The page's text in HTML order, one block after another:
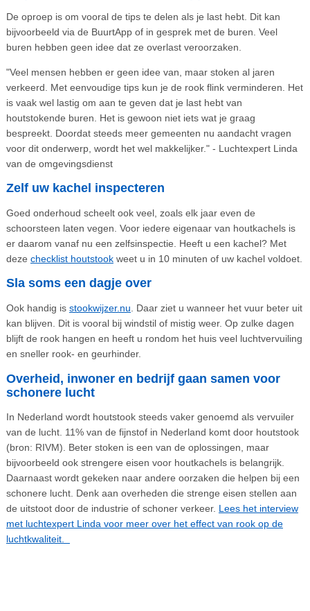
De oproep is om vooral de tips te delen als je last hebt. Dit kan
bijvoorbeeld via de BuurtApp of in gesprek met de buren. Veel
buren hebben geen idee dat ze overlast veroorzaken.
"Veel mensen hebben er geen idee van, maar stoken al jaren
verkeerd. Met eenvoudige tips kun je de rook flink verminderen. Het
is vaak wel lastig om aan te geven dat je last hebt van
houtstokende buren. Het is gewoon niet iets wat je graag
bespreekt. Doordat steeds meer gemeenten nu aandacht vragen
voor dit onderwerp, wordt het wel makkelijker." - Luchtexpert Linda
van de omgevingsdienst
Zelf uw kachel inspecteren
Goed onderhoud scheelt ook veel, zoals elk jaar even de
schoorsteen laten vegen. Voor iedere eigenaar van houtkachels is
er daarom vanaf nu een zelfsinspectie. Heeft u een kachel? Met
deze checklist houtstookweet u in 10 minuten of uw kachel voldoet.
Sla soms een dagje over
Ook handig is stookwijzer.nu . Daar ziet u wanneer het vuur beter uit
kan blijven. Dit is vooral bij windstil of mistig weer. Op zulke dagen
blijft de rook hangen en heeft u rondom het huis veel luchtvervuiling
en sneller rook- en geurhinder.
Overheid, inwoner en bedrijf gaan samen voor
schonere lucht
In Nederland wordt houtstook steeds vaker genoemd als vervuiler
van de lucht. 11% van de fijnstof in Nederland komt door houtstook
(bron: RIVM). Beter stoken is een van de oplossingen, maar
bijvoorbeeld ook strengere eisen voor houtkachels is belangrijk.
Daarnaast wordt gekeken naar andere oorzaken die helpen bij een
schonere lucht. Denk aan overheden die strenge eisen stellen aan
de uitstoot door de industrie of schoner verkeer. Lees het interview
met luchtexpert Linda voor meer over het effect van rook op de
luchtkwaliteit.